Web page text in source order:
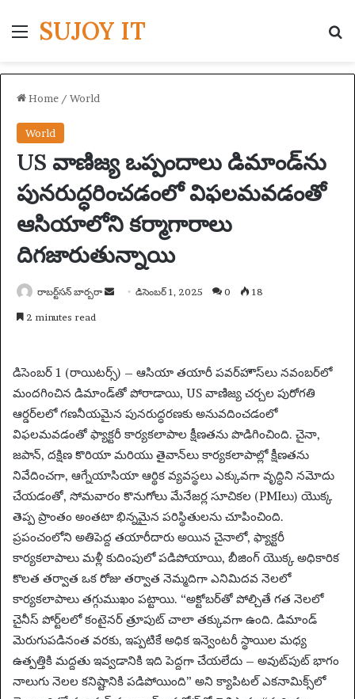
Menu
SUJOY IT
Home / World
World
US వాణిజ్య ఒప్పందాలు డిమాండ్‌ను
పునరుద్ధరించడంలో విఫలమవడంతో
ఆసియాలోని కర్మాగారాలు
దిగజారుతున్నాయి
రాబర్ట్‌సన్ బార్బరా
a
n
i
l
డిసెంబర్ 1, 2025 0 18
2 minutes read
డిసెంబర్ 1 (రాయిటర్స్) – ఆసియా తయారీ పవర్‌హౌస్‌లు నవంబర్‌లో
మందగించిన డిమాండ్‌తో పోరాడాయి, US వాణిజ్య చర్చల పురోగతి
ఆర్డర్‌లలో గణనీయమైన పునరుద్ధరణకు అనువదించడంలో
విఫలమవడంతో ఫ్యాక్టరీ కార్యకలాపాల క్షీణతను పొడిగించింది. చైనా,
జపాన్, దక్షిణ కొరియా మరియు తైవాన్‌లు కార్యకలాపాల్లో క్షీణతను
నివేదించగా, ఆగ్నేయాసియా ఆర్థిక వ్యవస్థలు ఎక్కువగా వృద్ధిని నమోదు
చేయడంతో, సోమవారం కొనుగోలు మేనేజర్ల సూచికల (PMIలు) యొక్క
తెప్ప ప్రాంతం అంతటా భిన్నమైన పరిస్థితులను చూపించింది.
ప్రపంచంలోని అతిపెద్ద తయారీదారు అయిన చైనాలో, ఫ్యాక్టరీ
కార్యకలాపాలు మళ్లీ కుదింపులో పడిపోయాయి, బీజింగ్ యొక్క అధికారిక
కొలత తర్వాత ఒక రోజు తర్వాత నెమ్మదిగా ఎనిమిదవ నెలలో
కార్యకలాపాలు తగ్గుముఖం పట్టాయి. “అక్టోబర్‌తో పోల్చితే గత నెలలో
చైనీస్ పోర్ట్‌లలో కంటైనర్ త్రూపుట్ చాలా తక్కువగా ఉంది. డిమాండ్
మెరుగుపడినంత వరకు, ఇప్పటికే అధిక ఇన్వెంటరీ స్థాయిల మధ్య
ఉత్పత్తికి మద్దతు ఇవ్వడానికి ఇది పెద్దగా చేయలేదు – అవుట్‌పుట్ భాగం
నాలుగు నెలల కనిష్టానికి పడిపోయింది” అని క్యాపిటల్ ఎకనామిక్స్‌లో